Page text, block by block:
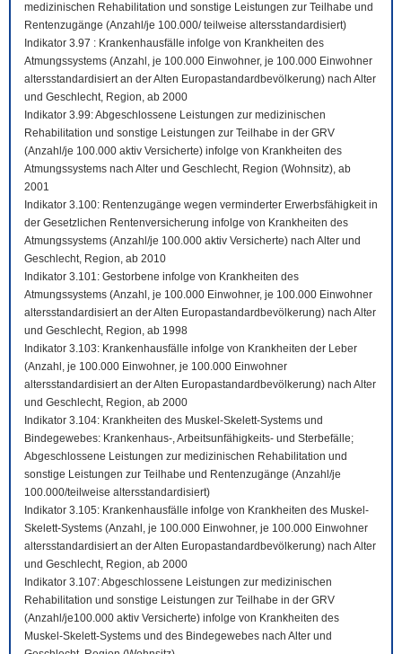
medizinischen Rehabilitation und sonstige Leistungen zur Teilhabe und
Rentenzugänge (Anzahl/je 100.000/ teilweise altersstandardisiert)
Indikator 3.97 : Krankenhausfälle infolge von Krankheiten des
Atmungssystems (Anzahl, je 100.000 Einwohner, je 100.000 Einwohner
altersstandardisiert an der Alten Europastandardbevölkerung) nach Alter
und Geschlecht, Region, ab 2000
Indikator 3.99: Abgeschlossene Leistungen zur medizinischen
Rehabilitation und sonstige Leistungen zur Teilhabe in der GRV
(Anzahl/je 100.000 aktiv Versicherte) infolge von Krankheiten des
Atmungssystems nach Alter und Geschlecht, Region (Wohnsitz), ab
2001
Indikator 3.100: Rentenzugänge wegen verminderter Erwerbsfähigkeit in
der Gesetzlichen Rentenversicherung infolge von Krankheiten des
Atmungssystems (Anzahl/je 100.000 aktiv Versicherte) nach Alter und
Geschlecht, Region, ab 2010
Indikator 3.101: Gestorbene infolge von Krankheiten des
Atmungssystems (Anzahl, je 100.000 Einwohner, je 100.000 Einwohner
altersstandardisiert an der Alten Europastandardbevölkerung) nach Alter
und Geschlecht, Region, ab 1998
Indikator 3.103: Krankenhausfälle infolge von Krankheiten der Leber
(Anzahl, je 100.000 Einwohner, je 100.000 Einwohner
altersstandardisiert an der Alten Europastandardbevölkerung) nach Alter
und Geschlecht, Region, ab 2000
Indikator 3.104: Krankheiten des Muskel-Skelett-Systems und
Bindegewebes: Krankenhaus-, Arbeitsunfähigkeits- und Sterbefälle;
Abgeschlossene Leistungen zur medizinischen Rehabilitation und
sonstige Leistungen zur Teilhabe und Rentenzugänge (Anzahl/je
100.000/teilweise altersstandardisiert)
Indikator 3.105: Krankenhausfälle infolge von Krankheiten des Muskel-
Skelett-Systems (Anzahl, je 100.000 Einwohner, je 100.000 Einwohner
altersstandardisiert an der Alten Europastandardbevölkerung) nach Alter
und Geschlecht, Region, ab 2000
Indikator 3.107: Abgeschlossene Leistungen zur medizinischen
Rehabilitation und sonstige Leistungen zur Teilhabe in der GRV
(Anzahl/je100.000 aktiv Versicherte) infolge von Krankheiten des
Muskel-Skelett-Systems und des Bindegewebes nach Alter und